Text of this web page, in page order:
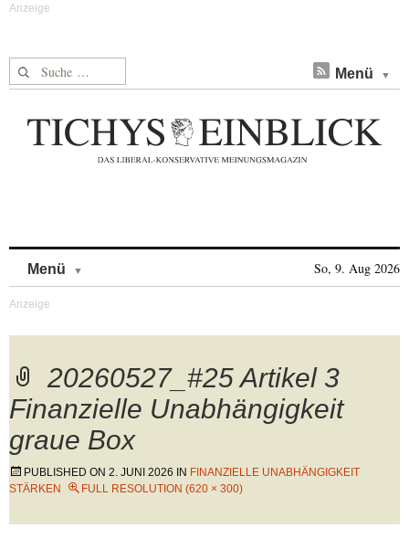
Suche nach: Menü
Menü So, 9. Aug 2026
20260527_#25 Artikel 3
Finanzielle Unabhängigkeit
graue Box
PUBLISHED ON 2. JUNI 2026 IN FINANZIELLE UNABHÄNGIGKEIT
STÄRKEN
FULL RESOLUTION (620 × 300)